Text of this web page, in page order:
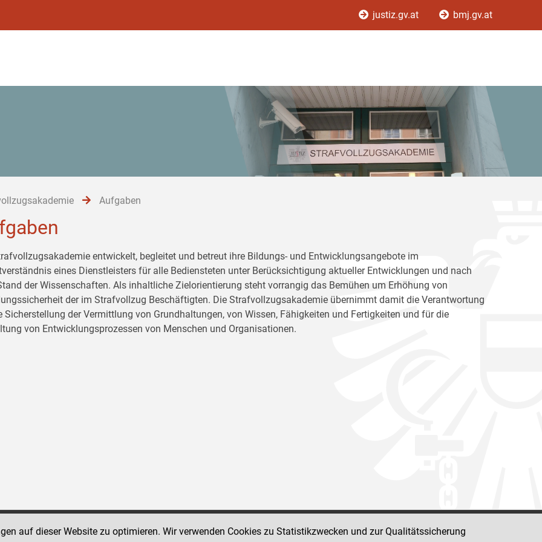
justiz.gv.at bmj.gv.at
Aufgaben
entwickelt, begleitet und betreut ihre Bildungs- und Entwicklungsangebote im
eines Dienstleisters für alle Bediensteten unter Berücksichtigung aktueller Entwicklungen und nach
der Wissenschaften. Als inhaltliche Zielorientierung steht vorrangig das Bemühen um Erhöhung von
der im Strafvollzug Beschäftigten. Die Strafvollzugsakademie übernimmt damit die Verantwortung
Sicherstellung der Vermittlung von Grundhaltungen, von Wissen, Fähigkeiten und Fertigkeiten und für die
von Entwicklungsprozessen von Menschen und Organisationen.
Social Media Kanäle
auf dieser Website zu optimieren. Wir verwenden Cookies zu Statistikzwecken und zur Qualitätssicherung